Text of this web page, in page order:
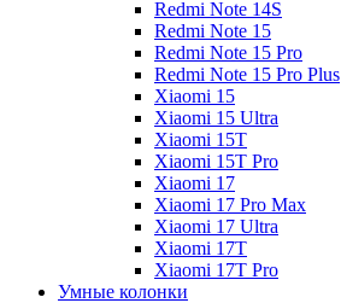
Redmi Note 14S
Redmi Note 15
Redmi Note 15 Pro
Redmi Note 15 Pro Plus
Xiaomi 15
Xiaomi 15 Ultra
Xiaomi 15T
Xiaomi 15T Pro
Xiaomi 17
Xiaomi 17 Pro Max
Xiaomi 17 Ultra
Xiaomi 17T
Xiaomi 17T Pro
Умные колонки